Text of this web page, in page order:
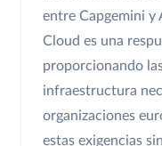
entre Capgemini y
Cloud es una
proporcionando
infraestructura
organizaciones
estas exigencias